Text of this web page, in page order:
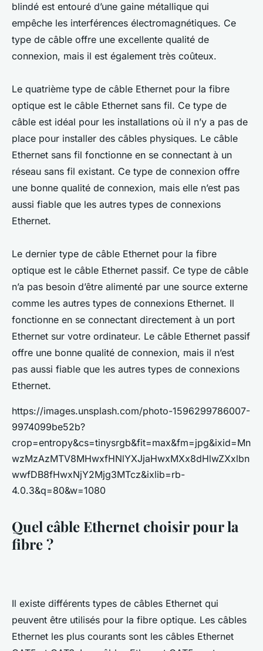
blindé est entouré d’une gaine métallique qui
empêche les interférences électromagnétiques. Ce
type de câble offre une excellente qualité de
connexion, mais il est également très coûteux.
Le quatrième type de câble Ethernet pour la fibre
optique est le câble Ethernet sans fil. Ce type de
câble est idéal pour les installations où il n’y a pas de
place pour installer des câbles physiques. Le câble
Ethernet sans fil fonctionne en se connectant à un
réseau sans fil existant. Ce type de connexion offre
une bonne qualité de connexion, mais elle n’est pas
aussi fiable que les autres types de connexions
Ethernet.
Le dernier type de câble Ethernet pour la fibre
optique est le câble Ethernet passif. Ce type de câble
n’a pas besoin d’être alimenté par une source externe
comme les autres types de connexions Ethernet. Il
fonctionne en se connectant directement à un port
Ethernet sur votre ordinateur. Le câble Ethernet passif
offre une bonne qualité de connexion, mais il n’est
pas aussi fiable que les autres types de connexions
Ethernet.
https://images.unsplash.com/photo-1596299786007-
9974099be52b?
crop=entropy&cs=tinysrgb&fit=max&fm=jpg&ixid=Mn
wzMzAzMTV8MHwxfHNlYXJjaHwxMXx8dHlwZXxlbn
wwfDB8fHwxNjY2Mjg3MTcz&ixlib=rb-
4.0.3&q=80&w=1080
Quel câble Ethernet choisir pour la
fibre ?
Il existe différents types de câbles Ethernet qui
peuvent être utilisés pour la fibre optique. Les câbles
Ethernet les plus courants sont les câbles Ethernet